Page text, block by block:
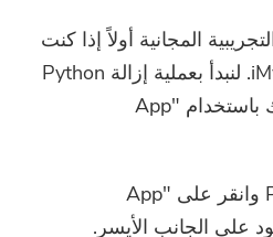
المجانية أولاً إذا كنت
مستخدمًا جديدًا لـ iMyMac. لنبدأ بعملية إزالة Python
من جهاز Mac الخاص بك باستخدام "App
افتح PowerMyMac وانقر على "App